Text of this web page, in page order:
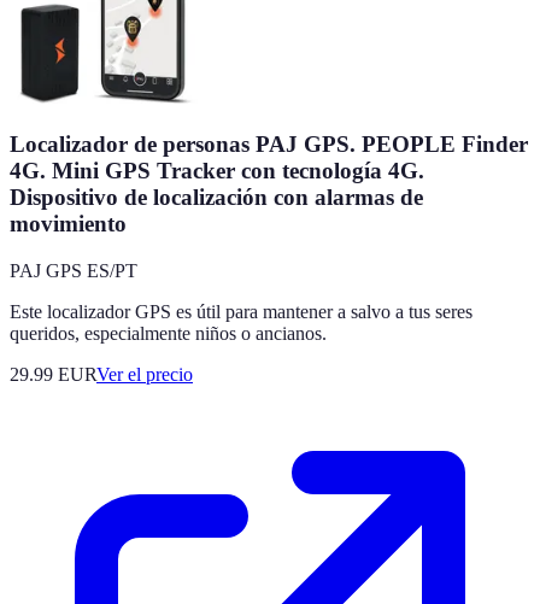
Localizador de personas PAJ GPS. PEOPLE Finder
4G. Mini GPS Tracker con tecnología 4G.
Dispositivo de localización con alarmas de
movimiento
PAJ GPS ES/PT
Este localizador GPS es útil para mantener a salvo a tus seres
queridos, especialmente niños o ancianos.
29.99 EURVer el precio